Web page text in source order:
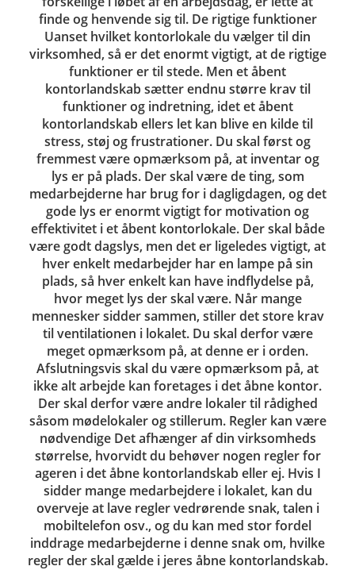
finde og henvende sig til. De rigtige funktioner
Uanset hvilket kontorlokale du vælger til din
virksomhed, så er det enormt vigtigt, at de rigtige
funktioner er til stede. Men et åbent
kontorlandskab sætter endnu større krav til
funktioner og indretning, idet et åbent
kontorlandskab ellers let kan blive en kilde til
stress, støj og frustrationer. Du skal først og
fremmest være opmærksom på, at inventar og
lys er på plads. Der skal være de ting, som
medarbejderne har brug for i dagligdagen, og det
gode lys er enormt vigtigt for motivation og
effektivitet i et åbent kontorlokale. Der skal både
være godt dagslys, men det er ligeledes vigtigt, at
hver enkelt medarbejder har en lampe på sin
plads, så hver enkelt kan have indflydelse på,
hvor meget lys der skal være. Når mange
mennesker sidder sammen, stiller det store krav
til ventilationen i lokalet. Du skal derfor være
meget opmærksom på, at denne er i orden.
Afslutningsvis skal du være opmærksom på, at
ikke alt arbejde kan foretages i det åbne kontor.
Der skal derfor være andre lokaler til rådighed
såsom mødelokaler og stillerum. Regler kan være
nødvendige Det afhænger af din virksomheds
størrelse, hvorvidt du behøver nogen regler for
ageren i det åbne kontorlandskab eller ej. Hvis I
sidder mange medarbejdere i lokalet, kan du
overveje at lave regler vedrørende snak, talen i
mobiltelefon osv., og du kan med stor fordel
inddrage medarbejderne i denne snak om, hvilke
regler der skal gælde i jeres åbne kontorlandskab.